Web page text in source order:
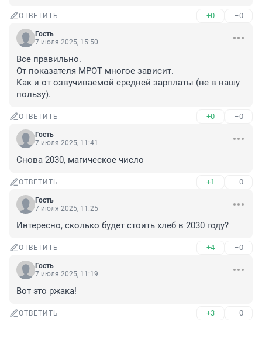
ОТВЕТИТЬ +0 –0
Гость
7 июля 2025, 15:50
Все правильно.
От показателя МРОТ многое зависит.
Как и от озвучиваемой средней зарплаты (не в нашу
пользу).
ОТВЕТИТЬ +0 –0
Гость
7 июля 2025, 11:41
Снова 2030, магическое число
ОТВЕТИТЬ +1 –0
Гость
7 июля 2025, 11:25
Интересно, сколько будет стоить хлеб в 2030 году?
ОТВЕТИТЬ +4 –0
Гость
7 июля 2025, 11:19
Вот это ржака!
ОТВЕТИТЬ +3 –0